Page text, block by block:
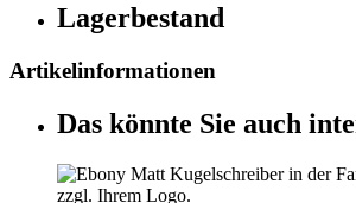
Lagerbestand
Artikelinformationen
Das könnte Sie auch